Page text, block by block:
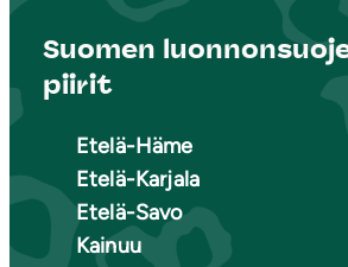
Suomen
piirit
Etelä-Häme
Etelä-Karjala
Etelä-Savo
Kainuu